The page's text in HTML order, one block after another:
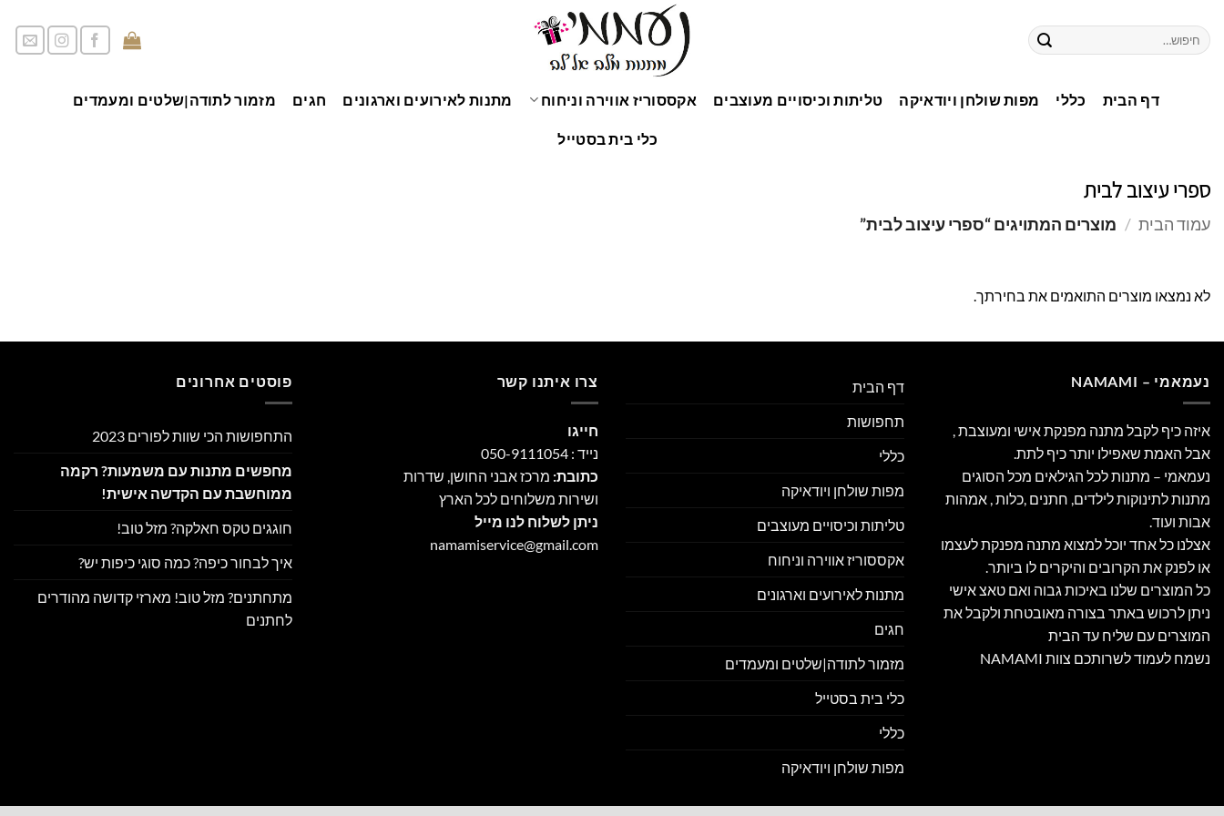
דף הבית כללי מפות שולחן ויודאיקה טליתות וכיסויים מעוצבים אקססוריז אווירה וניחוח מתנות לאירועים וארגונים חגים מזמור לתודה|שלטים ומעמדים
כלי בית בסטייל
ספרי עיצוב לבית
עמוד הבית / מוצרים המתויגים “ספרי עיצוב לבית”
לא נמצאו מוצרים התואמים את בחירתך.
נעמאמי – NAMAMI
איזה כיף לקבל מתנה מפנקת אישי ומעוצבת ,
אבל האמת שאפילו יותר כיף לתת.
נעמאמי – מתנות לכל הגילאים מכל הסוגים
מתנות לתינוקות לילדים, חתנים ,כלות , אמהות
אבות ועוד.
אצלנו כל אחד יוכל למצוא מתנה מפנקת לעצמו
או לפנק את הקרובים והיקרים לו ביותר.
כל המוצרים שלנו באיכות גבוה ואם טאצ אישי
ניתן לרכוש באתר בצורה מאובטחת ולקבל את
המוצרים עם שליח עד הבית
נשמח לעמוד לשרותכם צוות NAMAMI
דף הבית
תחפושות
כללי
מפות שולחן ויודאיקה
טליתות וכיסויים מעוצבים
אקססוריז אווירה וניחוח
מתנות לאירועים וארגונים
חגים
מזמור לתודה|שלטים ומעמדים
כלי בית בסטייל
כללי
מפות שולחן ויודאיקה
צרו איתנו קשר
חייגו
נייד : 050-9111054
כתובת: מרכז אבני החושן, שדרות
ושירות משלוחים לכל הארץ
ניתן לשלוח לנו מייל
namamiservice@gmail.com
פוסטים אחרונים
התחפושות הכי שוות לפורים 2023
מחפשים מתנות עם משמעות? רקמה
ממוחשבת עם הקדשה אישית!
חוגגים טקס חאלקה? מזל טוב!
איך לבחור כיפה? כמה סוגי כיפות יש?
מתחתנים? מזל טוב! מארזי קדושה מהודרים
לחתנים